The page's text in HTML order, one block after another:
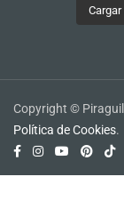
Copyright ©
Política de Cookies.